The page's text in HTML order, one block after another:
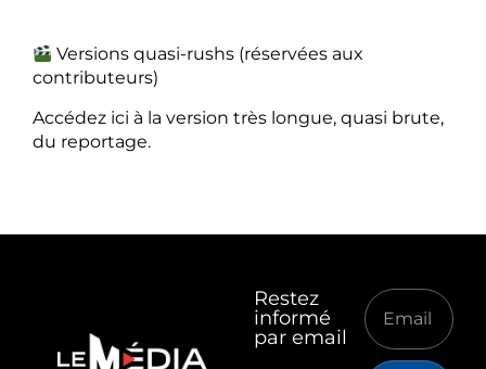
Versions quasi-rushs (réservées aux
contributeurs)
Accédez ici à la version très longue, quasi brute,
du reportage.
Restez
informé
par email